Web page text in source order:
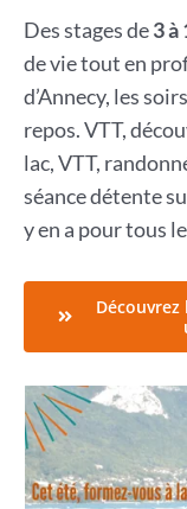
Des stages de3 à
de vie tout en
d’Annecy, les
repos. VTT,
lac, VTT,
séance détente
y en a pour tous